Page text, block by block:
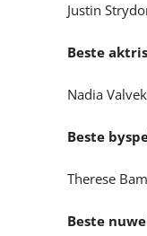
Justin
Beste
Nadia
Beste
Therese
Beste